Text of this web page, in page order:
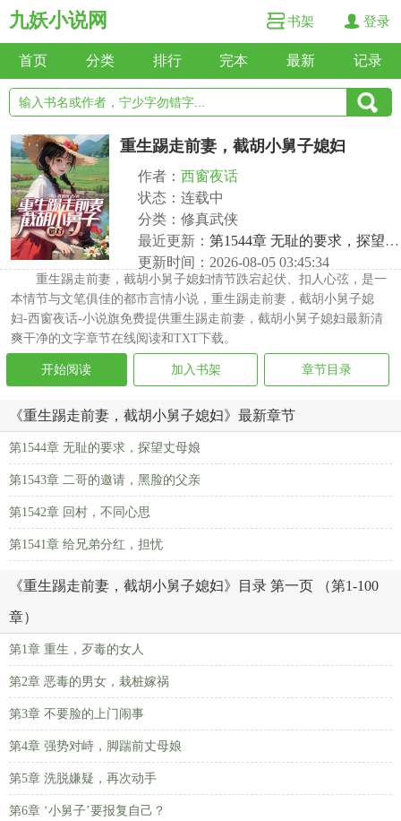
九妖小说网 书架 登录
首页 分类 排行 完本 最新 记录
重生踢走前妻，截胡小舅子媳妇
作者： 西窗夜话
状态：连载中
分类：修真武侠
最近更新： 第1544章 无耻的要求，探望丈母娘
更新时间：2026-08-05 03:45:34
重生踢走前妻，截胡小舅子媳妇情节跌宕起伏、扣人心弦，是一
本情节与文笔俱佳的都市言情小说，重生踢走前妻，截胡小舅子媳
妇-西窗夜话-小说旗免费提供重生踢走前妻，截胡小舅子媳妇最新清
爽干净的文字章节在线阅读和TXT下载。
开始阅读 加入书架 章节目录
《重生踢走前妻，截胡小舅子媳妇》最新章节
第1544章 无耻的要求，探望丈母娘
第1543章 二哥的邀请，黑脸的父亲
第1542章 回村，不同心思
第1541章 给兄弟分红，担忧
《重生踢走前妻，截胡小舅子媳妇》目录 第一页 （第1-100
章）
第1章 重生，歹毒的女人
第2章 恶毒的男女，栽桩嫁祸
第3章 不要脸的上门闹事
第4章 强势对峙，脚踹前丈母娘
第5章 洗脱嫌疑，再次动手
第6章 ‘小舅子’要报复自己？